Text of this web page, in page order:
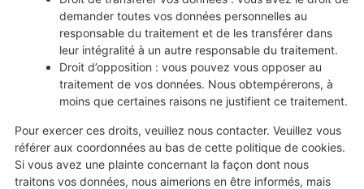
demander toutes vos données personnelles au
responsable du traitement et de les transférer dans
leur intégralité à un autre responsable du traitement.
Droit d’opposition : vous pouvez vous opposer au
traitement de vos données. Nous obtempérerons, à
moins que certaines raisons ne justifient ce traitement.
Pour exercer ces droits, veuillez nous contacter. Veuillez vous
référer aux coordonnées au bas de cette politique de cookies.
Si vous avez une plainte concernant la façon dont nous
traitons vos données, nous aimerions en être informés, mais